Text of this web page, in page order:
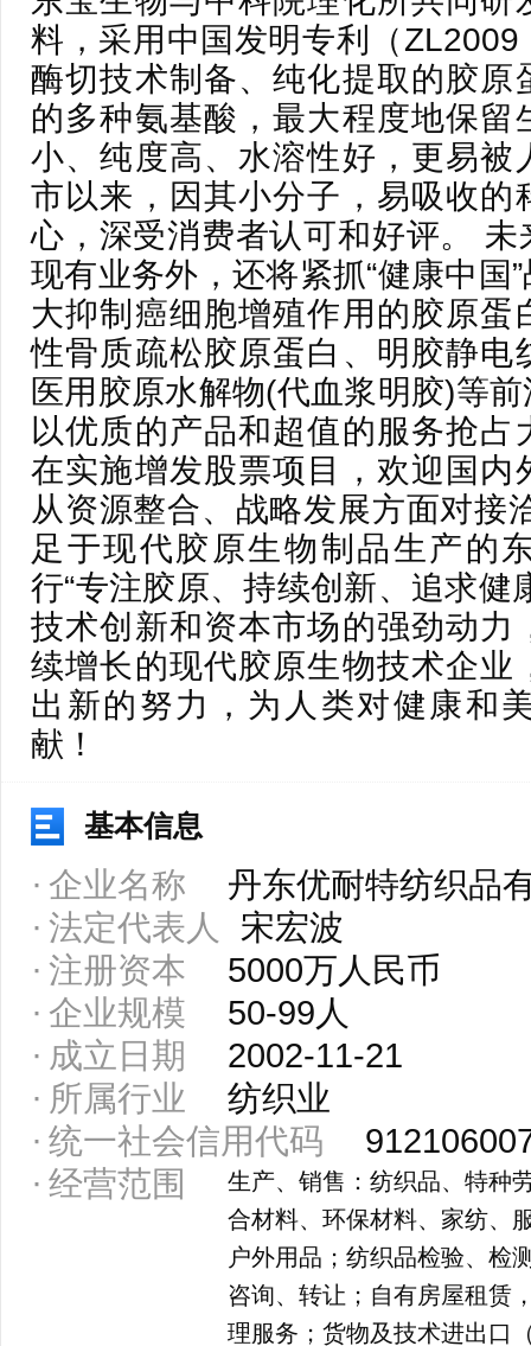
料，采用中国发明专利（
酶切技术制备、纯化提取的胶原
的多种氨基酸，最大程度地保留
小、纯度高、水溶性好，更易被
市以来，因其小分子，易吸收的
心，深受消费者认可和好评。
现有业务外，还将紧抓“健康中国
大抑制癌细胞增殖作用的胶原蛋
性骨质疏松胶原蛋白、明胶静电
医用胶原水解物(代血浆明胶)等
以优质的产品和超值的服务抢占
在实施增发股票项目，欢迎国内
从资源整合、战略发展方面对接
足于现代胶原生物制品生产的
行“专注胶原、持续创新、追求健
技术创新和资本市场的强劲动力
续增长的现代胶原生物技术企业
出新的努力，为人类对健康和
献！
基本信息
企业名称
丹东优耐特纺织品
法定代表人
宋宏波
注册资本
5000万人民币
企业规模
50-99人
成立日期
2002-11-21
所属行业
纺织业
统一社会信用代码
经营范围
生产、销售：纺织品、特种
合材料、环保材料、家纺、
户外用品；纺织品检验、检
咨询、转让；自有房屋租赁
理服务；货物及技术进出口